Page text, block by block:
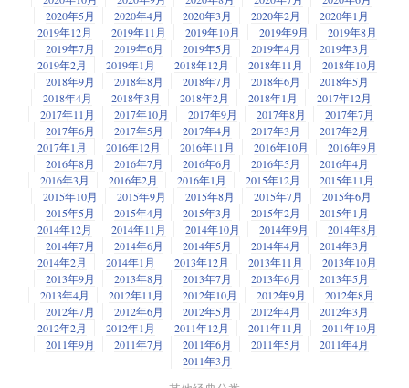
域名的所有权。虽然 VSCode 市场会对每个新扩展和后续更新进行病毒扫
描，并在发现恶意扩展时将其删除。但上传一个扩展，在被删除前很容易
欺骗用户下载使用。最糟糕的是，VSCode 的扩展没有沙箱环境，这意味着
扩展可以安装勒索软件、擦拭器和其他恶意代码，还可以改变你的本地代
码，甚至使用你的 SSH 密钥来改变远程代码库中的代码。
消息来源：Info World
老王点评：同样是扩展的话题，这个消息反映出来的潜在危险令人担
心。我想微软应该对 VSCode 的扩展安全做更多的工作。
度的记录是日本创造的 1 Pbps，即 1000 Tbps。
消息来源：伯克利实验室
老王点评：这要是传个小电影得多快啊~
新西兰计划对农场动物打嗝、撒尿征税
游戏玩家普及 Windows 11 的速度远逊于 Windows 10
，在发布半年之后，来自不同来源的数据都显示其普及率远逊于
Windows 10 同期水平。以最大的 PC 游戏平台 Steam 为例：Windows 10 发
布半年之后普及率达到了 31%，而 Windows 11 只有 17%，Steam 统计的四
分之三的计算机仍然运行 Windows 10。 Windows 11 硬件需求过高是影响
它普及率的一个重要因素，许多旧电脑都无法升级到新系统。另一个重要
因素是 Windows 10 取代的是不怎么受欢迎的 Windows 8 和 Windows 8.1，
而 Windows 11 所取代的 Windows 10 很多用户都是相当满意的。
老王点评：一如微软历史上一些其它操作系统产品，Windows 11 也许
就是个过渡性的夹板产品。
2020年5月
2020年4月 2020年3月 2020年2月
2020年1月
2019年12月
2019年11月 2019年10月 2019年9月
2019年8月
2019年7月
2019年6月 2019年5月 2019年4月
2019年3月
2019年2月
2019年1月 2018年12月 2018年11月
2018年10月
2018年9月
2018年8月 2018年7月 2018年6月
2018年5月
2018年4月
2018年3月 2018年2月 2018年1月
2017年12月
2017年11月
2017年10月 2017年9月 2017年8月
2017年7月
2017年6月
2017年5月 2017年4月 2017年3月
2017年2月
2017年1月
2016年12月 2016年11月 2016年10月
2016年9月
2016年8月
2016年7月 2016年6月 2016年5月
2016年4月
2016年3月
2016年2月 2016年1月 2015年12月
2015年11月
2015年10月
2015年9月 2015年8月 2015年7月
2015年6月
2015年5月
2015年4月 2015年3月 2015年2月
2015年1月
2014年12月
2014年11月 2014年10月 2014年9月
2014年8月
2014年7月
2014年6月 2014年5月 2014年4月
2014年3月
2014年2月
2014年1月 2013年12月 2013年11月
2013年10月
2013年9月
2013年8月 2013年7月 2013年6月
2013年5月
2013年4月
2012年11月 2012年10月 2012年9月
2012年8月
2012年7月
2012年6月 2012年5月 2012年4月
2012年3月
2012年2月
2012年1月 2011年12月 2011年11月
2011年10月
2011年9月
2011年7月 2011年6月 2011年5月
2011年4月
2011年3月